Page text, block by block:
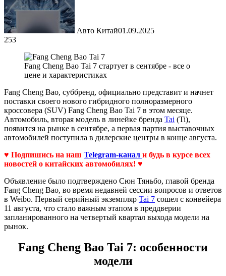
Авто Китай01.09.2025
253
Fang Cheng Bao Tai 7 стартует в сентябре - все о
цене и характеристиках
Fang Cheng Bao, суббренд, официально представит и начнет
поставки своего нового гибридного полноразмерного
кроссовера (SUV) Fang Cheng Bao Tai 7 в этом месяце.
Автомобиль, вторая модель в линейке бренда Tai (Ti),
появится на рынке в сентябре, а первая партия выставочных
автомобилей поступила в дилерские центры в конце августа.
♥ Подпишись на наш Telegram-канал и будь в курсе всех
новостей о китайских автомобилях! ♥
Объявление было подтверждено Сюн Тяньбо, главой бренда
Fang Cheng Bao, во время недавней сессии вопросов и ответов
в Weibo. Первый серийный экземпляр Tai 7 сошел с конвейера
11 августа, что стало важным этапом в преддверии
запланированного на четвертый квартал выхода модели на
рынок.
Fang Cheng Bao Tai 7: особенности
модели